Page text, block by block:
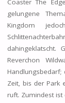
Coaster The
gelungene
Kingdom
Reverchon
Zeit, bis der Park
ruft. Zumindest ist